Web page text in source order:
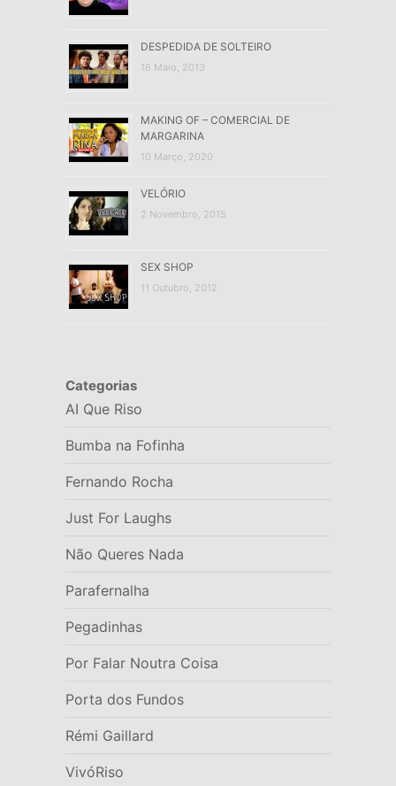
DESPEDIDA DE SOLTEIRO
16 Maio, 2013
MAKING OF – COMERCIAL DE
MARGARINA
10 Março, 2020
VELÓRIO
2 Novembro, 2015
SEX SHOP
11 Outubro, 2012
Categorias
AI Que Riso
Bumba na Fofinha
Fernando Rocha
Just For Laughs
Não Queres Nada
Parafernalha
Pegadinhas
Por Falar Noutra Coisa
Porta dos Fundos
Rémi Gaillard
VivóRiso